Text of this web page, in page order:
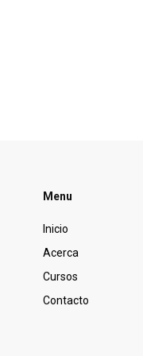
Menu
Inicio
Acerca
Cursos
Contacto